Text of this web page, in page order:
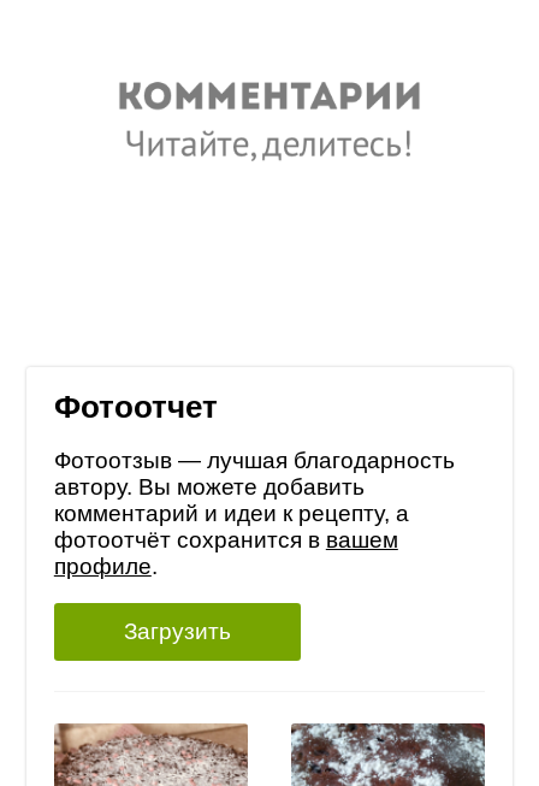
Фотоотчет
Фотоотзыв — лучшая благодарность
автору. Вы можете добавить
комментарий и идеи к рецепту, а
фотоотчёт сохранится в вашем
профиле.
Загрузить